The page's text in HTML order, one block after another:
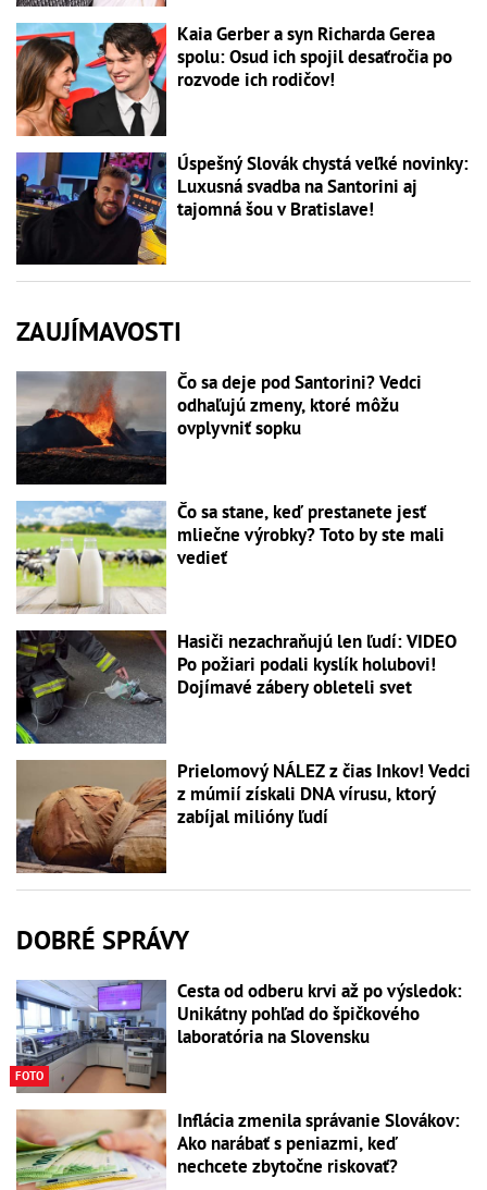
Kaia Gerber a syn Richarda Gerea
spolu: Osud ich spojil desaťročia po
rozvode ich rodičov!
Úspešný Slovák chystá veľké novinky:
Luxusná svadba na Santorini aj
tajomná šou v Bratislave!
ZAUJÍMAVOSTI
Čo sa deje pod Santorini? Vedci
odhaľujú zmeny, ktoré môžu
ovplyvniť sopku
Čo sa stane, keď prestanete jesť
mliečne výrobky? Toto by ste mali
vedieť
Hasiči nezachraňujú len ľudí: VIDEO
Po požiari podali kyslík holubovi!
Dojímavé zábery obleteli svet
Prielomový NÁLEZ z čias Inkov! Vedci
z múmií získali DNA vírusu, ktorý
zabíjal milióny ľudí
DOBRÉ SPRÁVY
FOTO
Cesta od odberu krvi až po výsledok:
Unikátny pohľad do špičkového
laboratória na Slovensku
Inflácia zmenila správanie Slovákov:
Ako narábať s peniazmi, keď
nechcete zbytočne riskovať?